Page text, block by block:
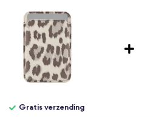
Gratis verzending